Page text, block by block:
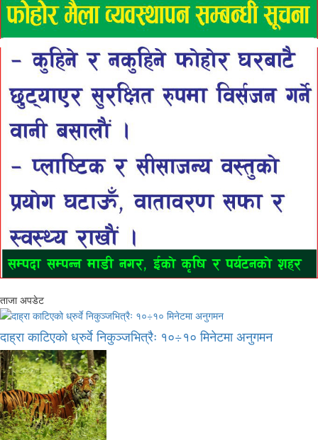
ताजा अपडेट
दाह्रा काटिएको ध्रुर्वे निकुञ्जभित्रैः १०÷१० मिनेटमा अनुगमन